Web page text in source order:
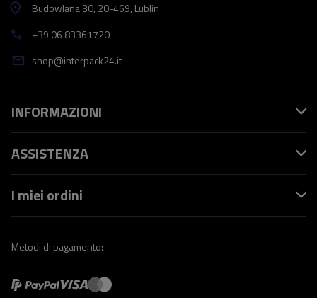
Budowlana 30, 20-469, Lublin
+39 06 83361720
shop@interpack24.it
INFORMAZIONI
ASSISTENZA
I miei ordini
Metodi di pagamento: